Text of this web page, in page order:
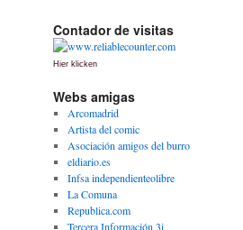
Contador de visitas
Hier klicken
Webs amigas
Arcomadrid
Artista del comic
Asociación amigos del burro
eldiario.es
Infsa independienteolibre
La Comuna
Republica.com
Tercera Información 3i